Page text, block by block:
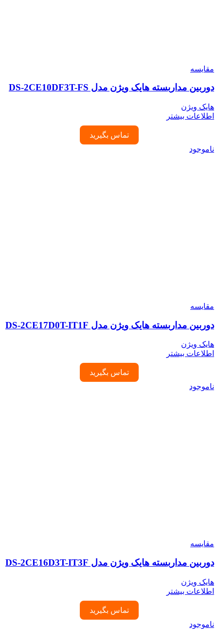
مقایسه
دوربین مداربسته هایک ویژن مدل DS-2CE10DF3T-FS
هایک ویژن
اطلاعات بیشتر
تماس بگیرید
ناموجود
مقایسه
دوربین مداربسته هایک ویژن مدل DS-2CE17D0T-IT1F
هایک ویژن
اطلاعات بیشتر
تماس بگیرید
ناموجود
مقایسه
دوربین مداربسته هایک ویژن مدل DS-2CE16D3T-IT3F
هایک ویژن
اطلاعات بیشتر
تماس بگیرید
ناموجود